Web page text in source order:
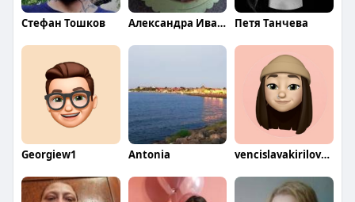
Стефан Тошков Александра Иванова Петя Танчева
Georgiew1 Antonia vencislavakirilova93